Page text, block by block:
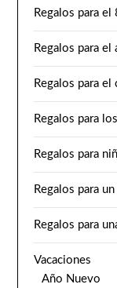
Regalos para el
Regalos para el
Regalos para
Regalos para
Regalos para
Regalos para
Regalos para
Vacaciones
Año Nuevo